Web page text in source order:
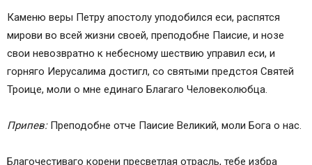
Каменю веры Петру апостолу уподобился еси, распятся
мирови во всей жизни своей, преподобне Паисие, и нозе
свои невозвратно к небесному шествию управил еси, и
горняго Иерусалима достигл, со святыми предстоя Святей
Троице, моли о мне единаго Благаго Человеколюбца.
Припев:Преподобне отче Паисие Великий, моли Бога о нас.
Благочестиваго корени пресветлая отрасль, тебе избра